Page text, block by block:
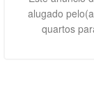
alugado
quartos